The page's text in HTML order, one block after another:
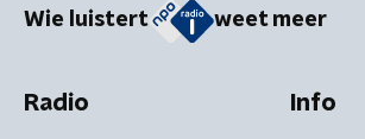
Wie luistert weet meer
Radio Info